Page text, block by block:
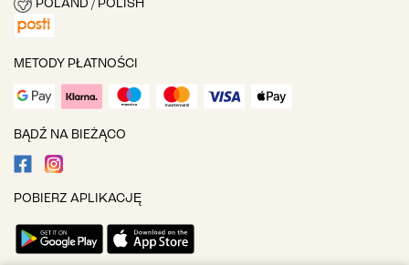
POLAND / POLISH
METODY PŁATNOŚCI
BĄDŹ NA BIEŻĄCO
POBIERZ APLIKACJĘ